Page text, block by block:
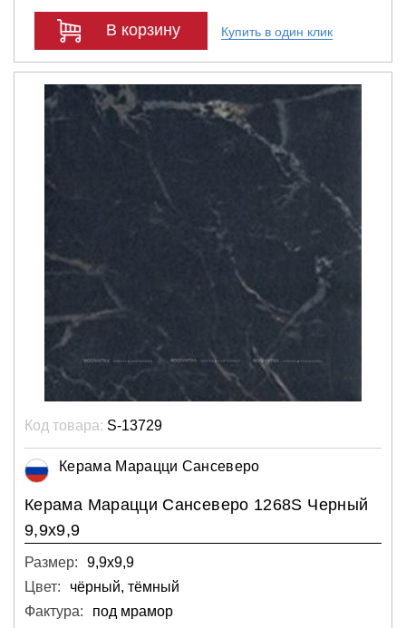
В корзину Купить в один клик
Код товара: S-13729
Керама Марацци Сансеверо
Керама Марацци Сансеверо 1268S Черный
9,9х9,9
Размер:
9,9х9,9
Цвет:
чёрный, тёмный
Фактура:
под мрамор